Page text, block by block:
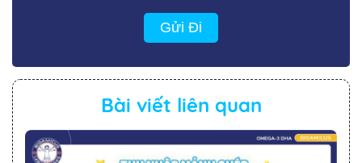
Gửi Đi
Bài viết liên quan